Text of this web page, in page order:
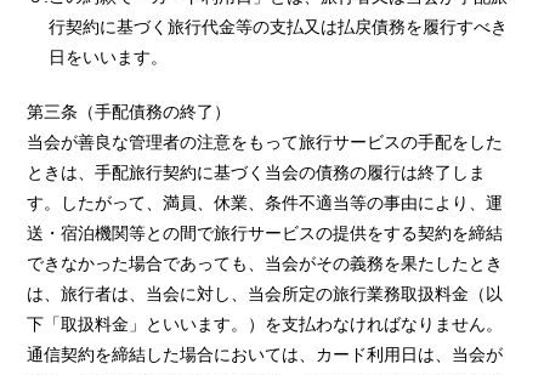
行契約に基づく旅行代金等の支払又は払戻債務を履行すべき
日をいいます。
第三条（手配債務の終了）
当会が善良な管理者の注意をもって旅行サービスの手配をした
ときは、手配旅行契約に基づく当会の債務の履行は終了しま
す。したがって、満員、休業、条件不適当等の事由により、運
送・宿泊機関等との間で旅行サービスの提供をする契約を締結
できなかった場合であっても、当会がその義務を果たしたとき
は、旅行者は、当会に対し、当会所定の旅行業務取扱料金（以
下「取扱料金」といいます。）を支払わなければなりません。
通信契約を締結した場合においては、カード利用日は、当会が